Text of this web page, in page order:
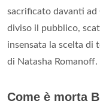
sacrificato davanti ad
diviso il pubblico,
insensata la scelta di
di Natasha Romanoff.
Come è morta